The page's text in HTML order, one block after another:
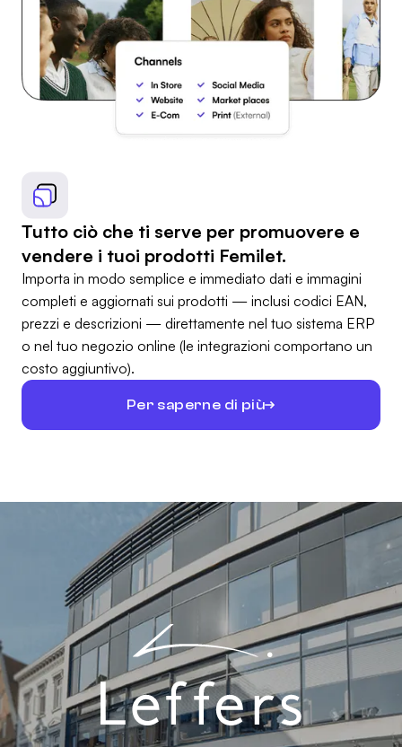
Tutto ciò che ti serve per promuovere e
vendere i tuoi prodotti Femilet.
Importa in modo semplice e immediato dati e immagini
completi e aggiornati sui prodotti — inclusi codici EAN,
prezzi e descrizioni — direttamente nel tuo sistema ERP
o nel tuo negozio online (le integrazioni comportano un
costo aggiuntivo).
Per saperne di più